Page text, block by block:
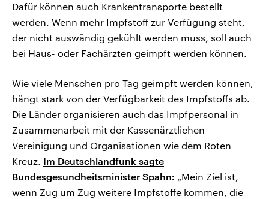
Dafür können auch Krankentransporte bestellt
werden. Wenn mehr Impfstoff zur Verfügung steht,
der nicht auswändig gekühlt werden muss, soll auch
bei Haus- oder Fachärzten geimpft werden können.
Wie viele Menschen pro Tag geimpft werden können,
hängt stark von der Verfügbarkeit des Impfstoffs ab.
Die Länder organisieren auch das Impfpersonal in
Zusammenarbeit mit der Kassenärztlichen
Vereinigung und Organisationen wie dem Roten
Kreuz. Im Deutschlandfunk sagte
Bundesgesundheitsminister Spahn: „Mein Ziel ist,
wenn Zug um Zug weitere Impfstoffe kommen, die